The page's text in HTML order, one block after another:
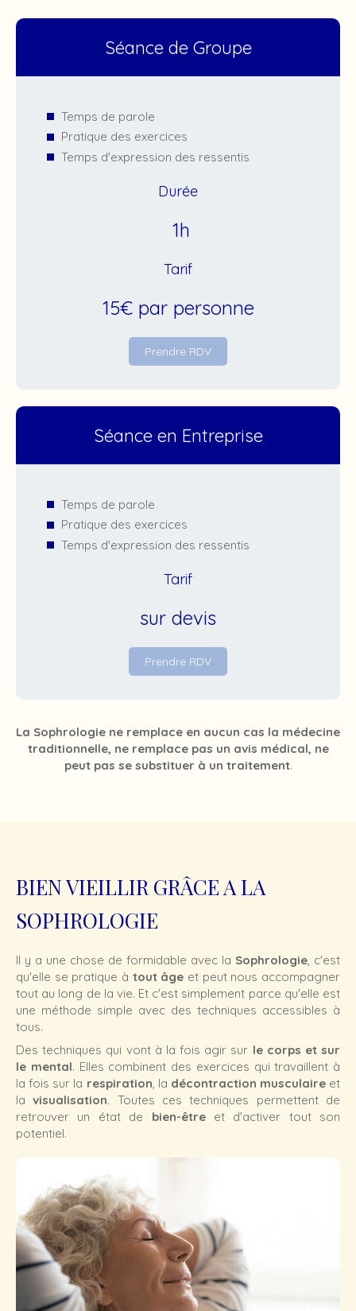
Séance de Groupe
Temps de parole
Pratique des exercices
Temps d'expression des ressentis
Durée
1h
Tarif
15€ par personne
Prendre RDV
Séance en Entreprise
Temps de parole
Pratique des exercices
Temps d'expression des ressentis
Tarif
sur devis
Prendre RDV
La Sophrologie ne remplace en aucun cas la médecine
traditionnelle, ne remplace pas un avis médical, ne
peut pas se substituer à un traitement.
BIEN VIEILLIR GRÂCE A LA
SOPHROLOGIE
Il y a une chose de formidable avec la Sophrologie , c'est
qu'elle se pratique à tout âge et peut nous accompagner
tout au long de la vie. Et c'est simplement parce qu'elle est
une méthode simple avec des techniques accessibles à
tous.
Des techniques qui vont à la fois agir sur le corps et sur
le mental. Elles combinent des exercices qui travaillent à
la fois sur la respiration , la décontraction musculaireet
lavisualisation. Toutes ces techniques permettent de
retrouver un état de bien-êtreet d'activer tout son
potentiel.